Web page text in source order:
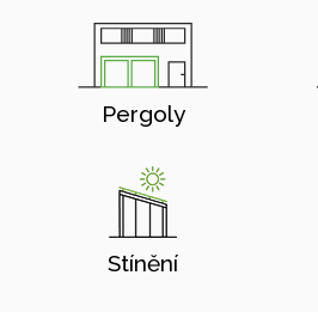
Pergoly
Stínění